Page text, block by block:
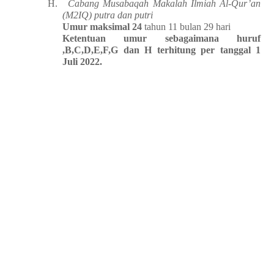
H.
Cabang Musabaqah Makalah Ilmiah Al-Qur’an
(M2IQ) putra dan putri
Umur maksimal 24 tahun 11 bulan 29 hari
Ketentuan umur sebagaimana huruf
,B,C,D,E,F,G dan H terhitung per tanggal 1
Juli 2022.